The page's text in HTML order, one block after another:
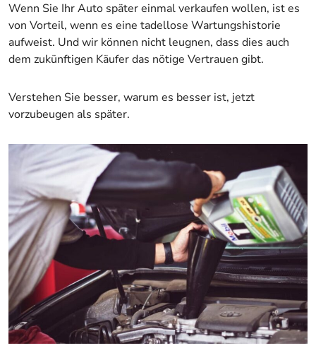
Wenn Sie Ihr Auto später einmal verkaufen wollen, ist es
von Vorteil, wenn es eine tadellose Wartungshistorie
aufweist. Und wir können nicht leugnen, dass dies auch
dem zukünftigen Käufer das nötige Vertrauen gibt.
Verstehen Sie besser, warum es besser ist, jetzt
vorzubeugen als später.